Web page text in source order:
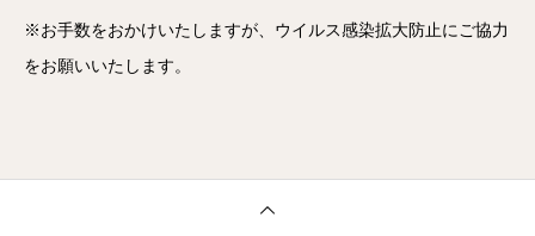
※お手数をおかけいたしますが、ウイルス感染拡大防止にご協力
をお願いいたします。